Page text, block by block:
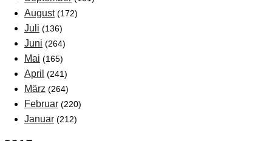
August (172)
Juli (136)
Juni (264)
Mai (165)
April (241)
März (264)
Februar (220)
Januar (212)